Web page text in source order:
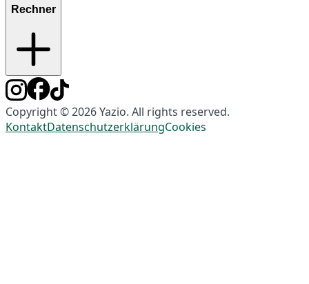
Rechner
Copyright © 2026 Yazio. All rights reserved.
KontaktDatenschutzerklärungCookies